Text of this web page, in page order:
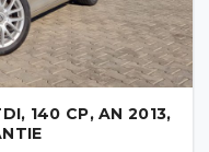
140 CP, AN 2013,